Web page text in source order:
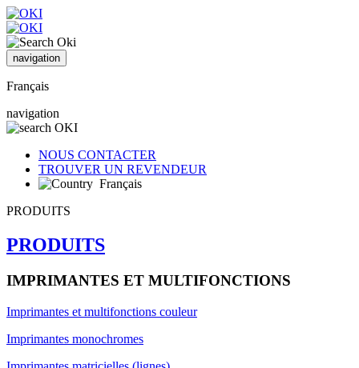
navigation
Français
navigation
NOUS CONTACTER
TROUVER UN REVENDEUR
Français
PRODUITS
PRODUITS
IMPRIMANTES ET MULTIFONCTIONS
Imprimantes et multifonctions couleur
Imprimantes monochromes